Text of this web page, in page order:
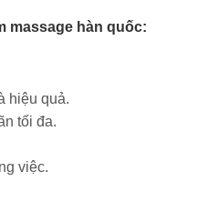
massage hàn quốc:
hiệu quả.
tối đa.
việc.